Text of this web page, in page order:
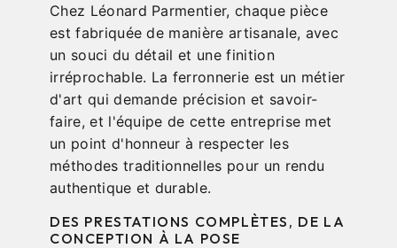
Chez Léonard Parmentier, chaque pièce
est fabriquée de manière artisanale, avec
un souci du détail et une finition
irréprochable. La ferronnerie est un métier
d'art qui demande précision et savoir-
faire, et l'équipe de cette entreprise met
un point d'honneur à respecter les
méthodes traditionnelles pour un rendu
authentique et durable.
DES PRESTATIONS COMPLÈTES, DE LA
CONCEPTION À LA POSE